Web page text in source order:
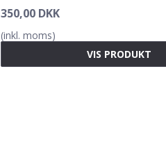
350,00 DKK
(inkl. moms)
VIS PRODUKT